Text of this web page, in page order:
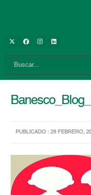
PUBLICADO : 29 FEBRERO,